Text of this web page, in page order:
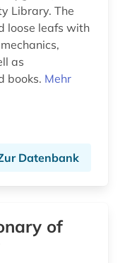
Library. The
loose leafs with
as
books. Mehr
Datenbank
of